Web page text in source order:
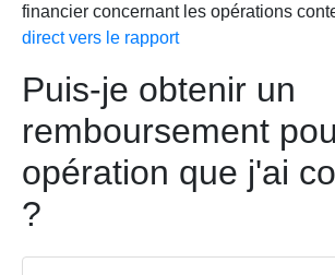
financier concernant les opérations
direct vers le rapport
Puis-je obtenir un
remboursement
opération que j'ai
?